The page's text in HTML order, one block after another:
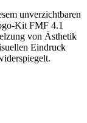
unverzichtbaren
Kit FMF 4.1
von Ästhetik
Eindruck